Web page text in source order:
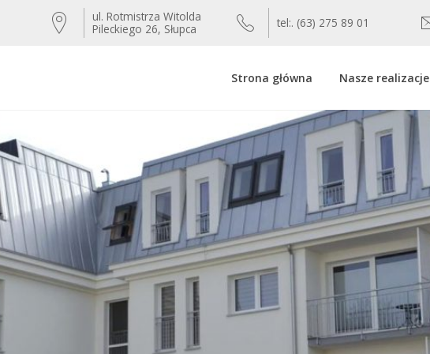
ul. Rotmistrza Witolda
Pileckiego 26, Słupca
tel:. (63) 275 89 01
Strona główna Nasze realizacje